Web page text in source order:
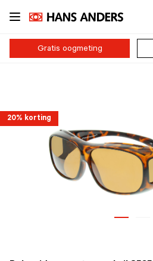
Ga
naar
inhoud
Gratis oogmeting
20% korting